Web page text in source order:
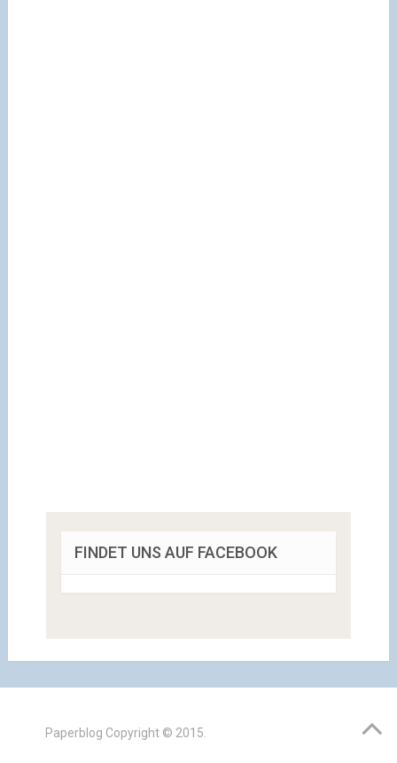
FINDET UNS AUF FACEBOOK
Paperblog Copyright © 2015.